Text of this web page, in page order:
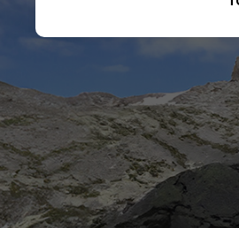
キ
ッ
プ